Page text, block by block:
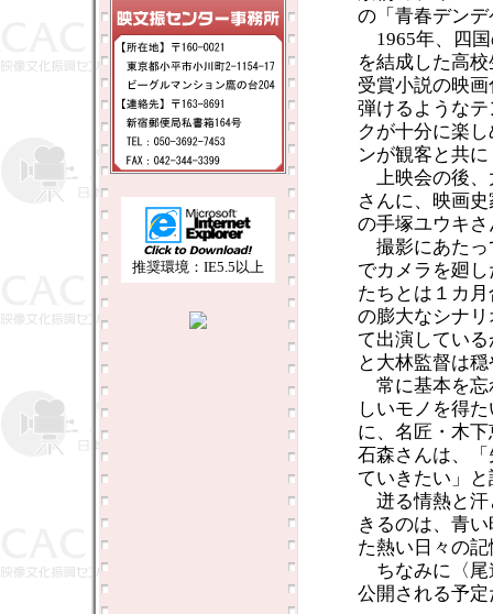
推奨環境：IE5.5以上
の「青春デン
1965年、四国
を結成した高
受賞小説の映
弾けるような
クが十分に楽
ンが観客と共
上映会の後、
さんに、映画
の手塚ユウキさ
撮影にあたっ
でカメラを廻
たちとは１カ
の膨大なシナ
て出演してい
と大林監督は
常に基本を忘
しいモノを得
に、名匠・木
石森さんは、
ていきたい」
迸る情熱と汗
きるのは、青
た熱い日々の
ちなみに〈尾
公開される予定